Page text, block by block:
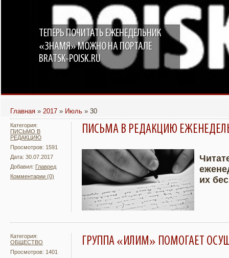
ТЕПЕРЬ ПОЧИТАТЬ ЕЖЕНЕДЕЛЬНИК
«ЗНАМЯ» МОЖНО НА ПОРТАЛЕ
BRATSK-POISK.RU
Главная » 2017 » Июль » 30
Категория:
ПИСЬМО В
РЕДАКЦИЮ
Просмотров: 1591
Дата: 30.07.2017
Добавил: Главред
Комментарии (0)
ПИСЬМА В РЕДАКЦИЮ
Подробнее
их
Категория:
ОБЩЕСТВО
Просмотров: 1401
ГРУППА «ИЛИМ» ПОМОГАЕТ